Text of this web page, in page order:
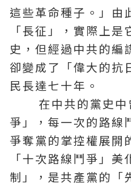
這些革命種子。」由
「長征」，實際上
史，但經過中共的編
卻變成了「偉大的抗
民長達七十年。
在中共的黨史中
爭」，每一次的路線
爭奪黨的掌控權展開
「十次路線鬥爭」
制」，是共產黨的「